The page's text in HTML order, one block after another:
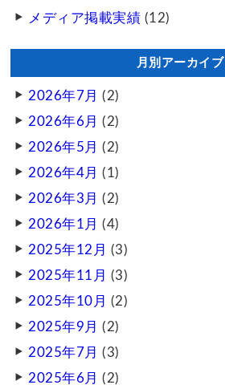
メディア掲載実績 (12)
月別アーカイブ
2026年7月 (2)
2026年6月 (2)
2026年5月 (2)
2026年4月 (1)
2026年3月 (2)
2026年1月 (4)
2025年12月 (3)
2025年11月 (3)
2025年10月 (2)
2025年9月 (2)
2025年7月 (3)
2025年6月 (2)